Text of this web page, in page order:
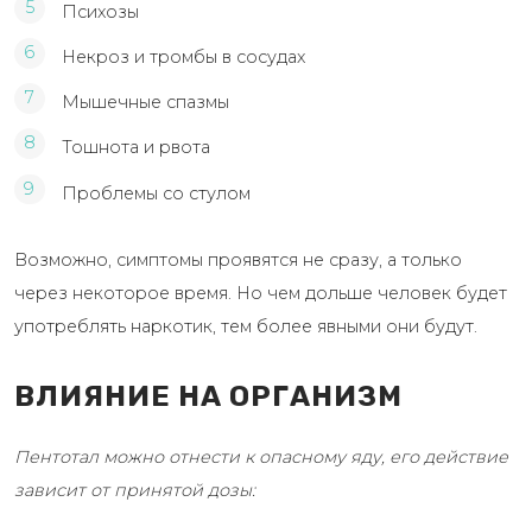
Психозы
Некроз и тромбы в сосудах
Мышечные спазмы
Тошнота и рвота
Проблемы со стулом
Возможно, симптомы проявятся не сразу, а только
через некоторое время. Но чем дольше человек будет
употреблять наркотик, тем более явными они будут.
ВЛИЯНИЕ НА ОРГАНИЗМ
Пентотал можно отнести к опасному яду, его действие
зависит от принятой дозы: